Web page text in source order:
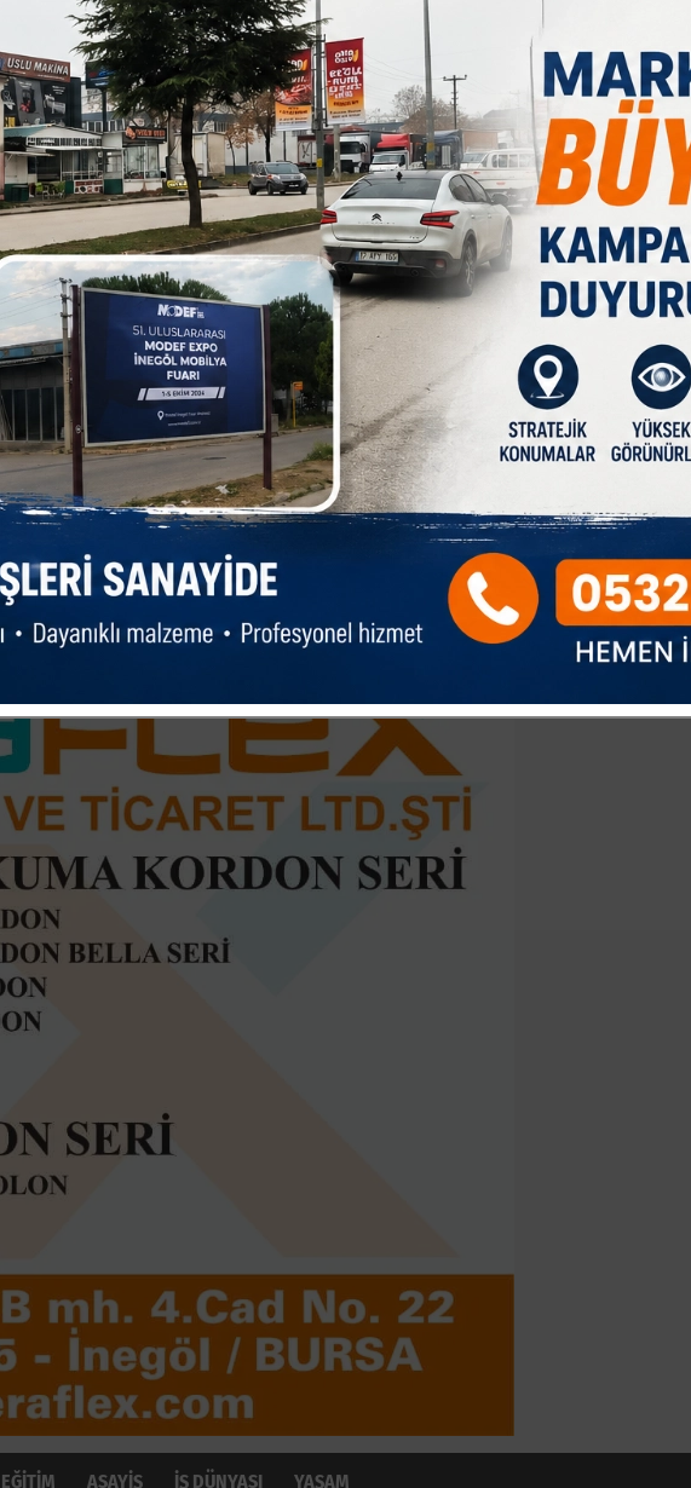
tabiat parkında meydana geldi. Edinilen bilgilere
halde duran bir kişiyi fark eden vatandaşlar, durumu
yerine sağlık, polis ve itfaiye ekipleri sevk edildi.
boğulma sonucu hayatını kaybettiği belirlendi.
kıyıda hayatını kaybeden kadına ait olduğu
inceleme sonucu cesedin 25 yaşındaki Rukiye
Ş.G.'nin 24 Mayıs'ta Mersin'in Tarsus ilçesindeki
bulunduğu tespit edildi.
BIST 100
17622,53
%0,11
DOLAR
47,70
% 0,17
EĞİTİM ASAYİŞ İŞ DÜNYASI YAŞAM